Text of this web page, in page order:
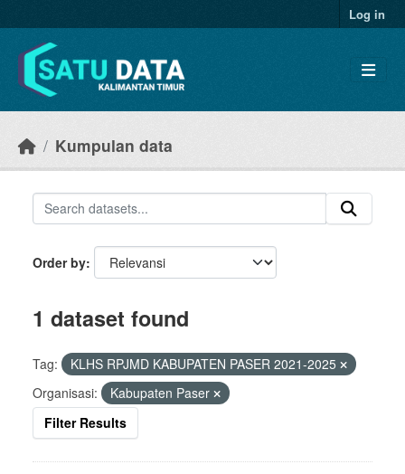
Log in
Kumpulan data
Order by
1 dataset found
Tag:
KLHS RPJMD KABUPATEN PASER 2021-2025
Organisasi:
Kabupaten Paser
Filter Results